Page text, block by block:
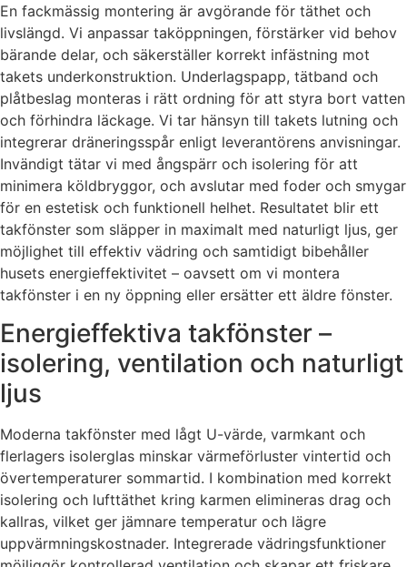
En fackmässig montering är avgörande för täthet och
livslängd. Vi anpassar taköppningen, förstärker vid behov
bärande delar, och säkerställer korrekt infästning mot
takets underkonstruktion. Underlagspapp, tätband och
plåtbeslag monteras i rätt ordning för att styra bort vatten
och förhindra läckage. Vi tar hänsyn till takets lutning och
integrerar dräneringsspår enligt leverantörens anvisningar.
Invändigt tätar vi med ångspärr och isolering för att
minimera köldbryggor, och avslutar med foder och smygar
för en estetisk och funktionell helhet. Resultatet blir ett
takfönster som släpper in maximalt med naturligt ljus, ger
möjlighet till effektiv vädring och samtidigt bibehåller
husets energieffektivitet – oavsett om vi montera
takfönster i en ny öppning eller ersätter ett äldre fönster.
Energieffektiva takfönster –
isolering, ventilation och naturligt
ljus
Moderna takfönster med lågt U-värde, varmkant och
flerlagers isolerglas minskar värmeförluster vintertid och
övertemperaturer sommartid. I kombination med korrekt
isolering och lufttäthet kring karmen elimineras drag och
kallras, vilket ger jämnare temperatur och lägre
uppvärmningskostnader. Integrerade vädringsfunktioner